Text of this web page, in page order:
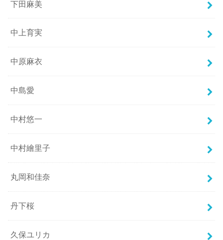
下田麻美
中上育実
中原麻衣
中島愛
中村悠一
中村繪里子
丸岡和佳奈
丹下桜
久保ユリカ